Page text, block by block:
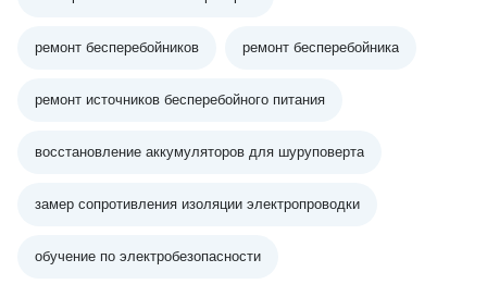
ремонт бесперебойников ремонт бесперебойника
ремонт источников бесперебойного питания
восстановление аккумуляторов для шуруповерта
замер сопротивления изоляции электропроводки
обучение по электробезопасности